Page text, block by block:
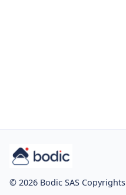
© 2026 Bodic SAS Copyrights